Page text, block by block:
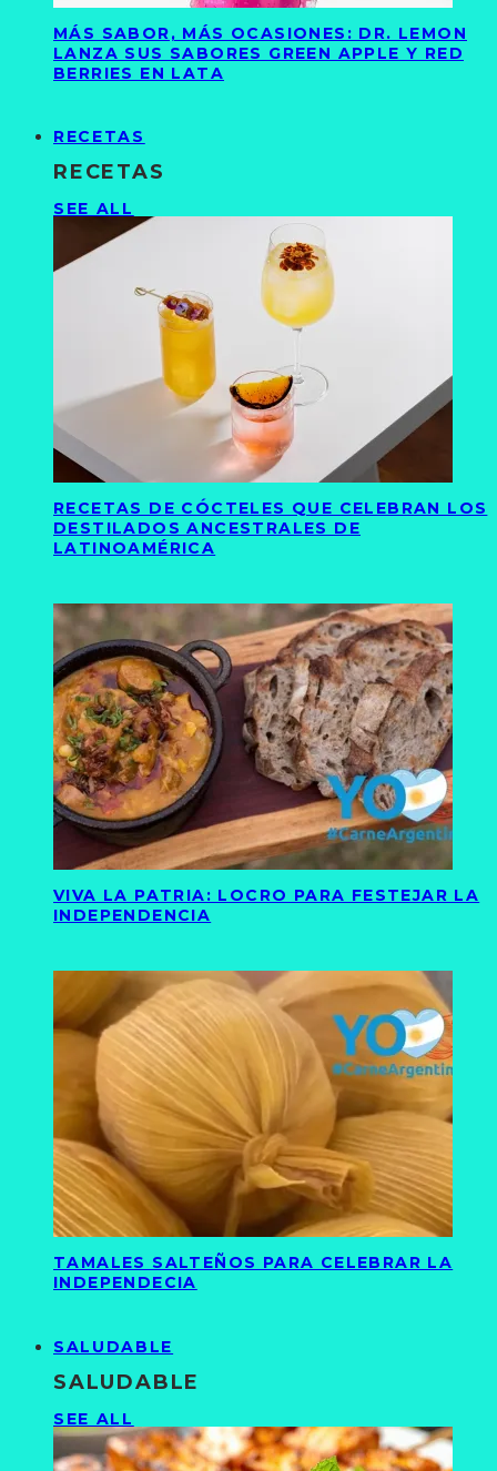
MÁS SABOR, MÁS OCASIONES: DR. LEMON
LANZA SUS SABORES GREEN APPLE Y RED
BERRIES EN LATA
RECETAS
RECETAS
SEE ALL
RECETAS DE CÓCTELES QUE CELEBRAN LOS
DESTILADOS ANCESTRALES DE
LATINOAMÉRICA
VIVA LA PATRIA: LOCRO PARA FESTEJAR LA
INDEPENDENCIA
TAMALES SALTEÑOS PARA CELEBRAR LA
INDEPENDECIA
SALUDABLE
SALUDABLE
SEE ALL